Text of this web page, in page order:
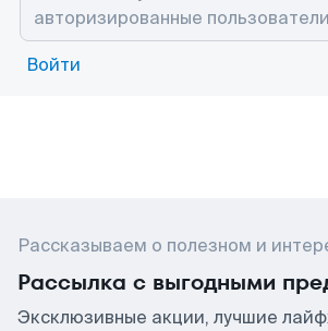
Войти
Рассказываем о полезном и
Рассылка с выгодными
Эксклюзивные акции, лучшие